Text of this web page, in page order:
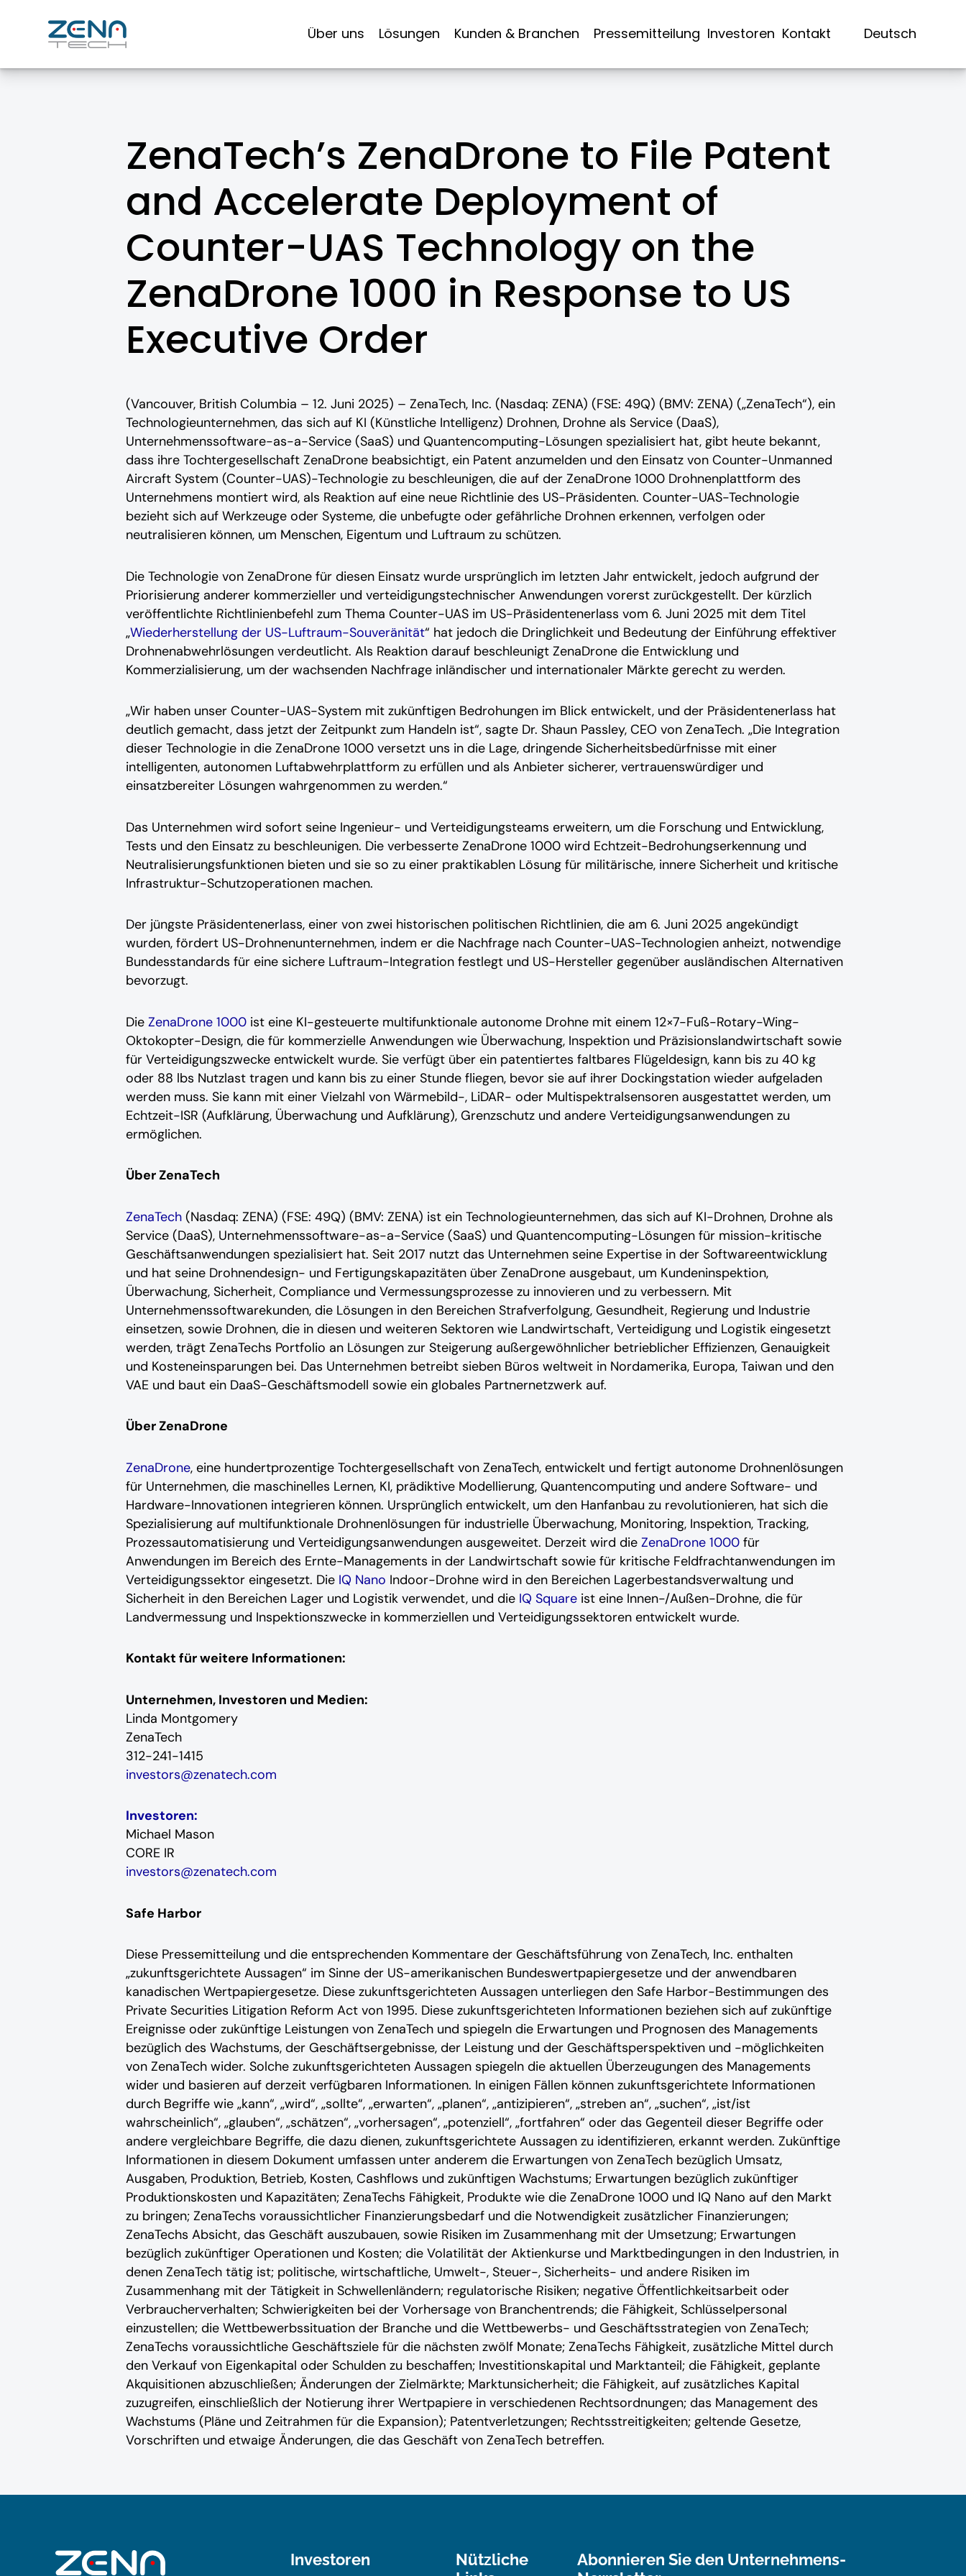
springen
Über uns Lösungen Kunden & Branchen Pressemitteilung Investoren Kontakt Deutsch
ZenaTech’s ZenaDrone to File Patent
and Accelerate Deployment of
Counter-UAS Technology on the
ZenaDrone 1000 in Response to US
Executive Order
(Vancouver, British Columbia – 12. Juni 2025) – ZenaTech, Inc. (Nasdaq: ZENA) (FSE: 49Q) (BMV: ZENA) („ZenaTech“), ein
Technologieunternehmen, das sich auf KI (Künstliche Intelligenz) Drohnen, Drohne als Service (DaaS),
Unternehmenssoftware-as-a-Service (SaaS) und Quantencomputing-Lösungen spezialisiert hat, gibt heute bekannt,
dass ihre Tochtergesellschaft ZenaDrone beabsichtigt, ein Patent anzumelden und den Einsatz von Counter-Unmanned
Aircraft System (Counter-UAS)-Technologie zu beschleunigen, die auf der ZenaDrone 1000 Drohnenplattform des
Unternehmens montiert wird, als Reaktion auf eine neue Richtlinie des US-Präsidenten. Counter-UAS-Technologie
bezieht sich auf Werkzeuge oder Systeme, die unbefugte oder gefährliche Drohnen erkennen, verfolgen oder
neutralisieren können, um Menschen, Eigentum und Luftraum zu schützen.
Die Technologie von ZenaDrone für diesen Einsatz wurde ursprünglich im letzten Jahr entwickelt, jedoch aufgrund der
Priorisierung anderer kommerzieller und verteidigungstechnischer Anwendungen vorerst zurückgestellt. Der kürzlich
veröffentlichte Richtlinienbefehl zum Thema Counter-UAS im US-Präsidentenerlass vom 6. Juni 2025 mit dem Titel
„Wiederherstellung der US-Luftraum-Souveränität“ hat jedoch die Dringlichkeit und Bedeutung der Einführung effektiver
Drohnenabwehrlösungen verdeutlicht. Als Reaktion darauf beschleunigt ZenaDrone die Entwicklung und
Kommerzialisierung, um der wachsenden Nachfrage inländischer und internationaler Märkte gerecht zu werden.
„Wir haben unser Counter-UAS-System mit zukünftigen Bedrohungen im Blick entwickelt, und der Präsidentenerlass hat
deutlich gemacht, dass jetzt der Zeitpunkt zum Handeln ist“, sagte Dr. Shaun Passley, CEO von ZenaTech. „Die Integration
dieser Technologie in die ZenaDrone 1000 versetzt uns in die Lage, dringende Sicherheitsbedürfnisse mit einer
intelligenten, autonomen Luftabwehrplattform zu erfüllen und als Anbieter sicherer, vertrauenswürdiger und
einsatzbereiter Lösungen wahrgenommen zu werden.“
Das Unternehmen wird sofort seine Ingenieur- und Verteidigungsteams erweitern, um die Forschung und Entwicklung,
Tests und den Einsatz zu beschleunigen. Die verbesserte ZenaDrone 1000 wird Echtzeit-Bedrohungserkennung und
Neutralisierungsfunktionen bieten und sie so zu einer praktikablen Lösung für militärische, innere Sicherheit und kritische
Infrastruktur-Schutzoperationen machen.
Der jüngste Präsidentenerlass, einer von zwei historischen politischen Richtlinien, die am 6. Juni 2025 angekündigt
wurden, fördert US-Drohnenunternehmen, indem er die Nachfrage nach Counter-UAS-Technologien anheizt, notwendige
Bundesstandards für eine sichere Luftraum-Integration festlegt und US-Hersteller gegenüber ausländischen Alternativen
bevorzugt.
DieZenaDrone 1000ist eine KI-gesteuerte multifunktionale autonome Drohne mit einem 12×7-Fuß-Rotary-Wing-
Oktokopter-Design, die für kommerzielle Anwendungen wie Überwachung, Inspektion und Präzisionslandwirtschaft sowie
für Verteidigungszwecke entwickelt wurde. Sie verfügt über ein patentiertes faltbares Flügeldesign, kann bis zu 40 kg
oder 88 lbs Nutzlast tragen und kann bis zu einer Stunde fliegen, bevor sie auf ihrer Dockingstation wieder aufgeladen
werden muss. Sie kann mit einer Vielzahl von Wärmebild-, LiDAR- oder Multispektralsensoren ausgestattet werden, um
Echtzeit-ISR (Aufklärung, Überwachung und Aufklärung), Grenzschutz und andere Verteidigungsanwendungen zu
ermöglichen.
Über ZenaTech
ZenaTech(Nasdaq: ZENA) (FSE: 49Q) (BMV: ZENA) ist ein Technologieunternehmen, das sich auf KI-Drohnen, Drohne als
Service (DaaS), Unternehmenssoftware-as-a-Service (SaaS) und Quantencomputing-Lösungen für mission-kritische
Geschäftsanwendungen spezialisiert hat. Seit 2017 nutzt das Unternehmen seine Expertise in der Softwareentwicklung
und hat seine Drohnendesign- und Fertigungskapazitäten über ZenaDrone ausgebaut, um Kundeninspektion,
Überwachung, Sicherheit, Compliance und Vermessungsprozesse zu innovieren und zu verbessern. Mit
Unternehmenssoftwarekunden, die Lösungen in den Bereichen Strafverfolgung, Gesundheit, Regierung und Industrie
einsetzen, sowie Drohnen, die in diesen und weiteren Sektoren wie Landwirtschaft, Verteidigung und Logistik eingesetzt
werden, trägt ZenaTechs Portfolio an Lösungen zur Steigerung außergewöhnlicher betrieblicher Effizienzen, Genauigkeit
und Kosteneinsparungen bei. Das Unternehmen betreibt sieben Büros weltweit in Nordamerika, Europa, Taiwan und den
VAE und baut ein DaaS-Geschäftsmodell sowie ein globales Partnernetzwerk auf.
Über ZenaDrone
ZenaDrone, eine hundertprozentige Tochtergesellschaft von ZenaTech, entwickelt und fertigt autonome Drohnenlösungen
für Unternehmen, die maschinelles Lernen, KI, prädiktive Modellierung, Quantencomputing und andere Software- und
Hardware-Innovationen integrieren können. Ursprünglich entwickelt, um den Hanfanbau zu revolutionieren, hat sich die
Spezialisierung auf multifunktionale Drohnenlösungen für industrielle Überwachung, Monitoring, Inspektion, Tracking,
Prozessautomatisierung und Verteidigungsanwendungen ausgeweitet. Derzeit wird die ZenaDrone 1000für
Anwendungen im Bereich des Ernte-Managements in der Landwirtschaft sowie für kritische Feldfrachtanwendungen im
Verteidigungssektor eingesetzt. Die IQ Nano Indoor-Drohne wird in den Bereichen Lagerbestandsverwaltung und
Sicherheit in den Bereichen Lager und Logistik verwendet, und die IQ Squareist eine Innen-/Außen-Drohne, die für
Landvermessung und Inspektionszwecke in kommerziellen und Verteidigungssektoren entwickelt wurde.
Kontakt für weitere Informationen:
Unternehmen, Investoren und Medien:
Linda Montgomery
ZenaTech
312-241-1415
investors@zenatech.com
Investoren:
Michael Mason
CORE IR
investors@zenatech.com
Safe Harbor
Diese Pressemitteilung und die entsprechenden Kommentare der Geschäftsführung von ZenaTech, Inc. enthalten
„zukunftsgerichtete Aussagen“ im Sinne der US-amerikanischen Bundeswertpapiergesetze und der anwendbaren
kanadischen Wertpapiergesetze. Diese zukunftsgerichteten Aussagen unterliegen den Safe Harbor-Bestimmungen des
Private Securities Litigation Reform Act von 1995. Diese zukunftsgerichteten Informationen beziehen sich auf zukünftige
Ereignisse oder zukünftige Leistungen von ZenaTech und spiegeln die Erwartungen und Prognosen des Managements
bezüglich des Wachstums, der Geschäftsergebnisse, der Leistung und der Geschäftsperspektiven und -möglichkeiten
von ZenaTech wider. Solche zukunftsgerichteten Aussagen spiegeln die aktuellen Überzeugungen des Managements
wider und basieren auf derzeit verfügbaren Informationen. In einigen Fällen können zukunftsgerichtete Informationen
durch Begriffe wie „kann“, „wird“, „sollte“, „erwarten“, „planen“, „antizipieren“, „streben an“, „suchen“, „ist/ist
wahrscheinlich“, „glauben“, „schätzen“, „vorhersagen“, „potenziell“, „fortfahren“ oder das Gegenteil dieser Begriffe oder
andere vergleichbare Begriffe, die dazu dienen, zukunftsgerichtete Aussagen zu identifizieren, erkannt werden. Zukünftige
Informationen in diesem Dokument umfassen unter anderem die Erwartungen von ZenaTech bezüglich Umsatz,
Ausgaben, Produktion, Betrieb, Kosten, Cashflows und zukünftigen Wachstums; Erwartungen bezüglich zukünftiger
Produktionskosten und Kapazitäten; ZenaTechs Fähigkeit, Produkte wie die ZenaDrone 1000 und IQ Nano auf den Markt
zu bringen; ZenaTechs voraussichtlicher Finanzierungsbedarf und die Notwendigkeit zusätzlicher Finanzierungen;
ZenaTechs Absicht, das Geschäft auszubauen, sowie Risiken im Zusammenhang mit der Umsetzung; Erwartungen
bezüglich zukünftiger Operationen und Kosten; die Volatilität der Aktienkurse und Marktbedingungen in den Industrien, in
denen ZenaTech tätig ist; politische, wirtschaftliche, Umwelt-, Steuer-, Sicherheits- und andere Risiken im
Zusammenhang mit der Tätigkeit in Schwellenländern; regulatorische Risiken; negative Öffentlichkeitsarbeit oder
Verbraucherverhalten; Schwierigkeiten bei der Vorhersage von Branchentrends; die Fähigkeit, Schlüsselpersonal
einzustellen; die Wettbewerbssituation der Branche und die Wettbewerbs- und Geschäftsstrategien von ZenaTech;
ZenaTechs voraussichtliche Geschäftsziele für die nächsten zwölf Monate; ZenaTechs Fähigkeit, zusätzliche Mittel durch
den Verkauf von Eigenkapital oder Schulden zu beschaffen; Investitionskapital und Marktanteil; die Fähigkeit, geplante
Akquisitionen abzuschließen; Änderungen der Zielmärkte; Marktunsicherheit; die Fähigkeit, auf zusätzliches Kapital
zuzugreifen, einschließlich der Notierung ihrer Wertpapiere in verschiedenen Rechtsordnungen; das Management des
Wachstums (Pläne und Zeitrahmen für die Expansion); Patentverletzungen; Rechtsstreitigkeiten; geltende Gesetze,
Vorschriften und etwaige Änderungen, die das Geschäft von ZenaTech betreffen.
Investoren
Nützliche
Abonnieren Sie den Unternehmens-